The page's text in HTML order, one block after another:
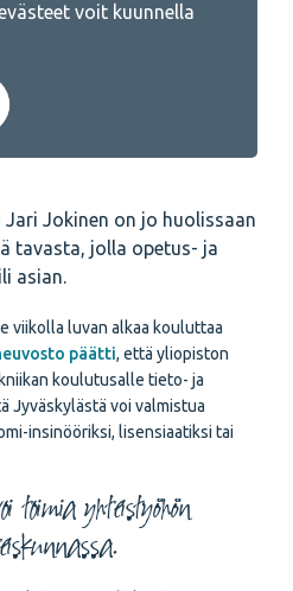
voit kuunnella
Jokinen on jo huolissaan
tavasta, jolla opetus- ja
asian.
viikolla luvan alkaa kouluttaa
päätti, että yliopiston
koulutusalle tieto- ja
Jyväskylästä voi valmistua
insinööriksi, lisensiaatiksi tai
toimia yhteistyöhön